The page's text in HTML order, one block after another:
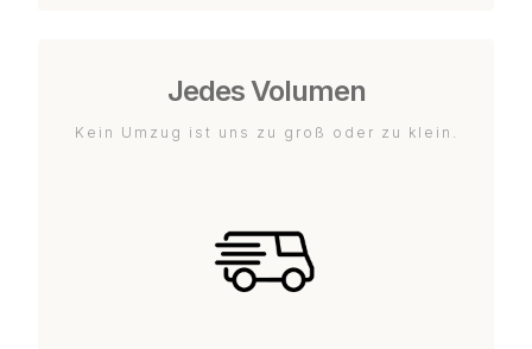
Jedes Volumen
Kein Umzug ist uns zu groß oder zu klein.